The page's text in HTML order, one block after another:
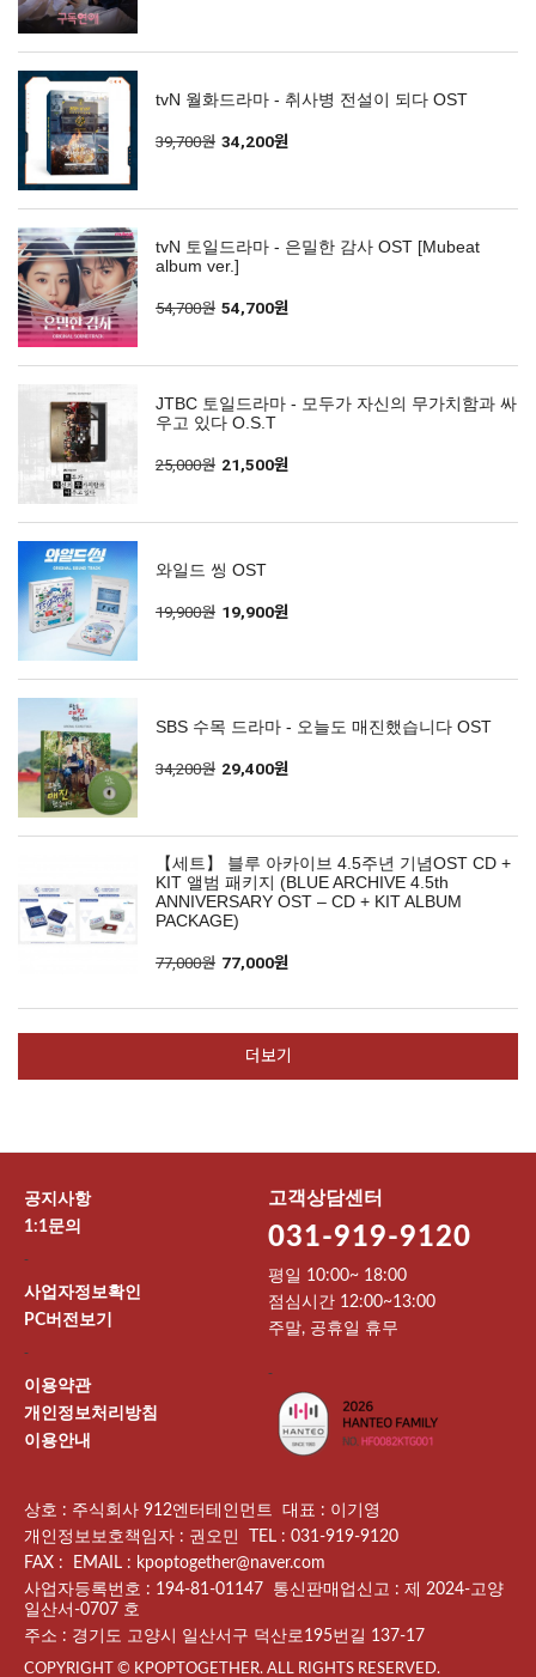
tvN 월화드라마 - 취사병 전설이 되다 OST
39,700원 34,200원
tvN 토일드라마 - 은밀한 감사 OST [Mubeat
album ver.]
54,700원 54,700원
JTBC 토일드라마 - 모두가 자신의 무가치함과 싸
우고 있다 O.S.T
25,000원 21,500원
와일드 씽 OST
19,900원 19,900원
SBS 수목 드라마 - 오늘도 매진했습니다 OST
34,200원 29,400원
【세트】 블루 아카이브 4.5주년 기념OST CD +
KIT 앨범 패키지 (BLUE ARCHIVE 4.5th
ANNIVERSARY OST – CD + KIT ALBUM
PACKAGE)
77,000원 77,000원
더보기
공지사항
1:1문의
-
사업자정보확인
PC버전보기
-
이용약관
개인정보처리방침
이용안내
고객상담센터
031-919-9120
평일 10:00~ 18:00
점심시간 12:00~13:00
주말, 공휴일 휴무
-
상호 : 주식회사 912엔터테인먼트 대표 : 이기영
개인정보보호책임자 : 권오민 TEL : 031-919-9120
FAX : EMAIL : kpoptogether@naver.com
사업자등록번호 : 194-81-01147 통신판매업신고 : 제 2024-고양
일산서-0707 호
주소 : 경기도 고양시 일산서구 덕산로195번길 137-17
COPYRIGHT © KPOPTOGETHER. ALL RIGHTS RESERVED.